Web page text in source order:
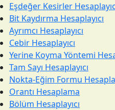
Eşdeğer Kesirler
Bit Kaydırma Hesaplayıcı
Ayrımcı Hesaplayıcı
Cebir Hesaplayıcı
Yerine Koyma Yöntemi
Tam Sayı Hesaplayıcı
Nokta-Eğim Formu
Orantı Hesaplama
Bölüm Hesaplayıcı